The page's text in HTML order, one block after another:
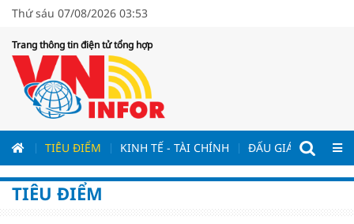
Thứ sáu 07/08/2026 03:53
Trang thông tin điện tử tổng hợp
TIÊU ĐIỂM KINH TẾ - TÀI CHÍNH ĐẤU GIÁ - ĐẤU
TIÊU ĐIỂM